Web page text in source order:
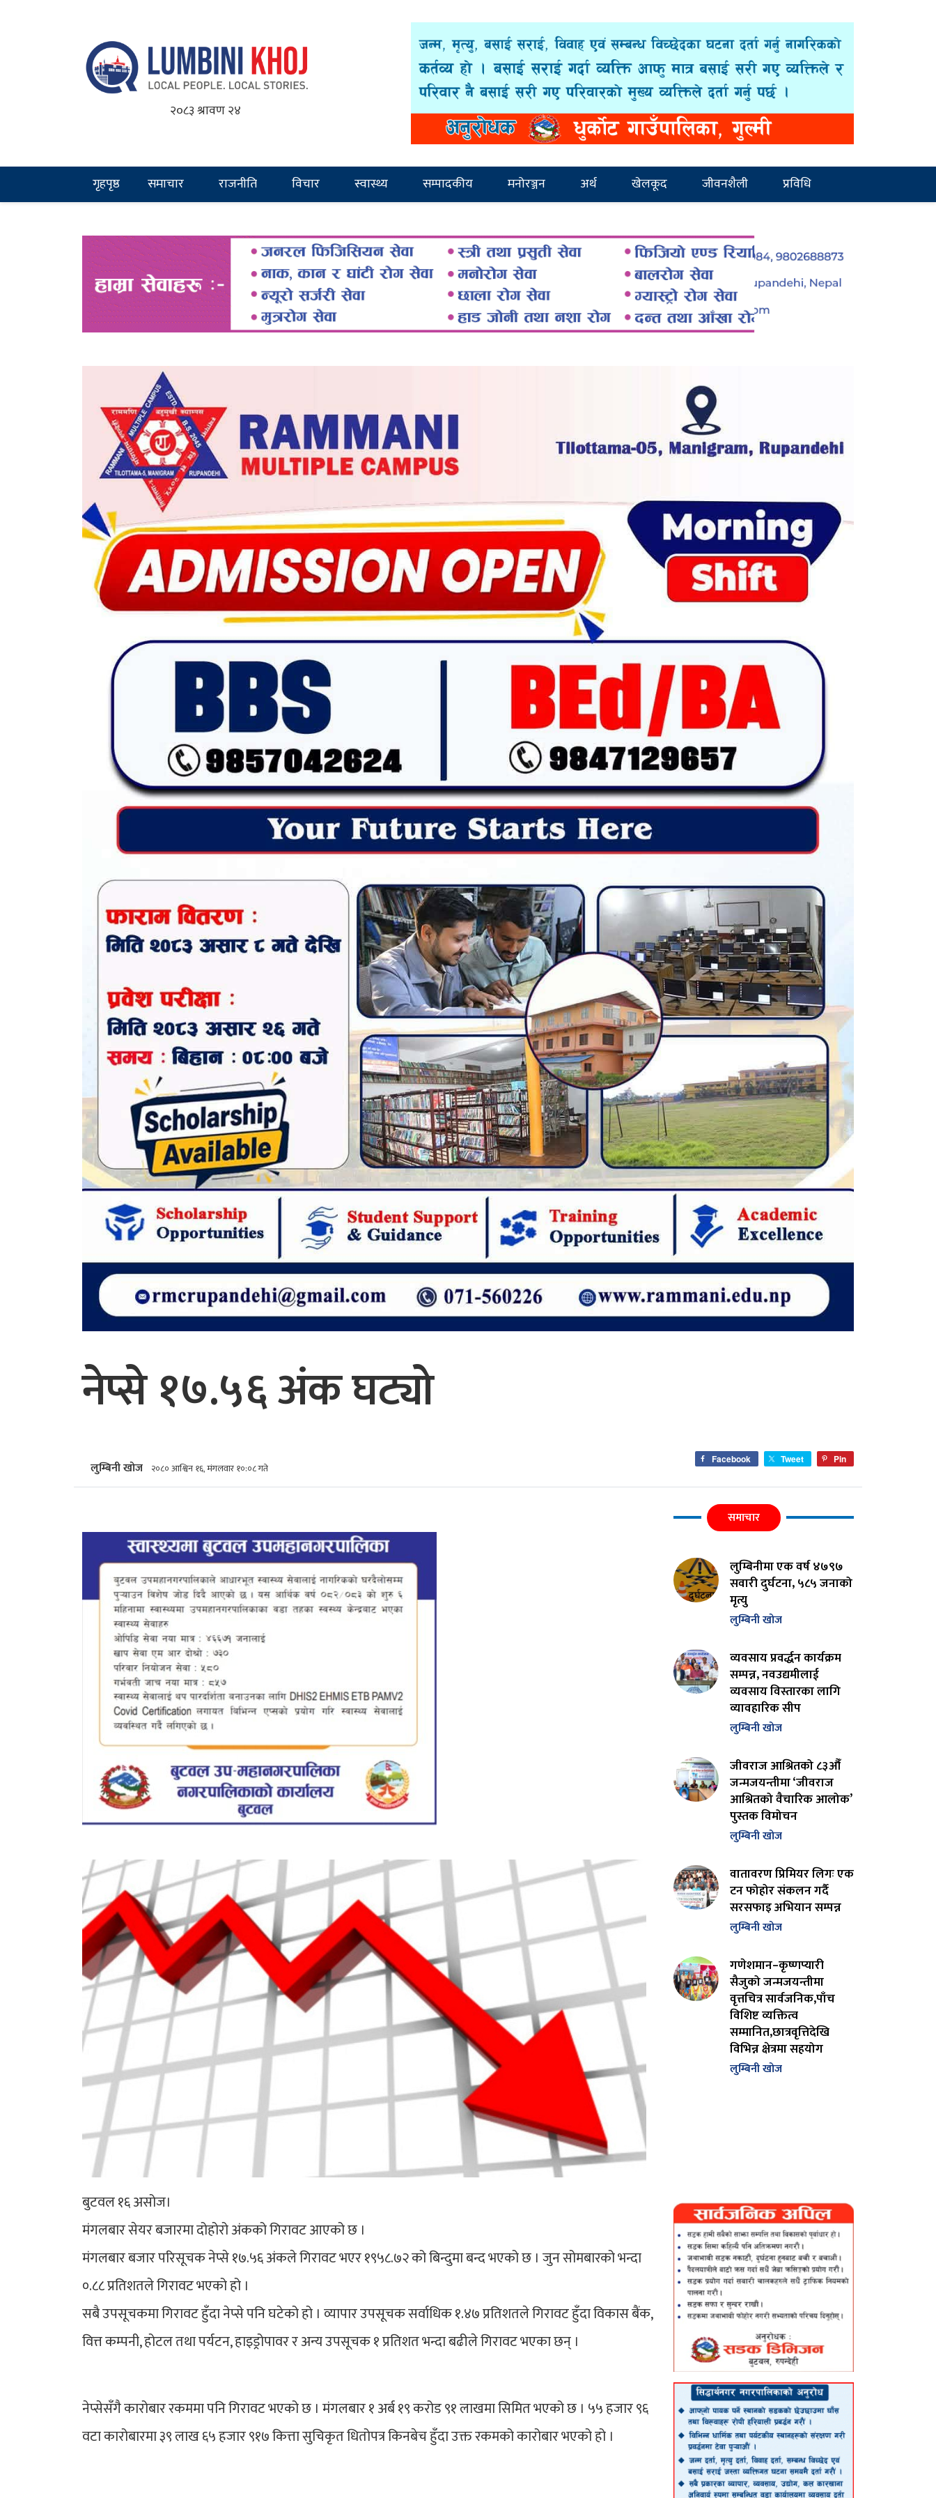
२०८३ श्रावण २४
गृहपृष्ठ समाचार राजनीति विचार स्वास्थ्य सम्पादकीय मनोरञ्जन अर्थ खेलकूद जीवनशैली प्रविधि
नेप्से १७.५६ अंक घट्यो
लुम्बिनी खोज २०८० आश्विन १६, मंगलवार १०:०८ गते
Facebook Tweet Pin
बुटवल १६ असोज।
मंगलबार सेयर बजारमा दोहोरो अंकको गिरावट आएको छ ।
मंगलबार बजार परिसूचक नेप्से १७.५६ अंकले गिरावट भएर १९५८.७२ को बिन्दुमा बन्द भएको छ । जुन सोमबारको भन्दा
०.८८ प्रतिशतले गिरावट भएको हो ।
सबै उपसूचकमा गिरावट हुँदा नेप्से पनि घटेको हो । व्यापार उपसूचक सर्वाधिक १.४७ प्रतिशतले गिरावट हुँदा विकास बैंक,
वित्त कम्पनी, होटल तथा पर्यटन, हाइड्रोपावर र अन्य उपसूचक १ प्रतिशत भन्दा बढीले गिरावट भएका छन् ।
नेप्सेसँगै कारोबार रकममा पनि गिरावट भएको छ । मंगलबार १ अर्ब १९ करोड ९१ लाखमा सिमित भएको छ । ५५ हजार ९६
वटा कारोबारमा ३९ लाख ६५ हजार ९१७ कित्ता सुचिकृत धितोपत्र किनबेच हुँदा उक्त रकमको कारोबार भएको हो ।
समाचार
लुम्बिनीमा एक वर्ष ४७९७
सवारी दुर्घटना, ५८५ जनाको
मृत्यु
लुम्बिनी खोज
व्यवसाय प्रवर्द्धन कार्यक्रम
सम्पन्न, नवउद्यमीलाई
व्यवसाय विस्तारका लागि
व्यावहारिक सीप
लुम्बिनी खोज
जीवराज आश्रितको ८३औँ
जन्मजयन्तीमा ‘जीवराज
आश्रितको वैचारिक आलोक’
पुस्तक विमोचन
लुम्बिनी खोज
वातावरण प्रिमियर लिगः एक
टन फोहोर संकलन गर्दै
सरसफाइ अभियान सम्पन्न
लुम्बिनी खोज
गणेशमान–कृष्णप्यारी
सैजुको जन्मजयन्तीमा
वृत्तचित्र सार्वजनिक,पाँच
विशिष्ट व्यक्तित्व
सम्मानित,छात्रवृत्तिदेखि
विभिन्न क्षेत्रमा सहयोग
लुम्बिनी खोज